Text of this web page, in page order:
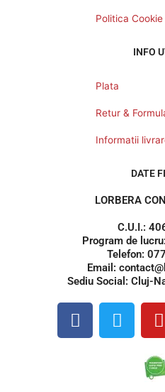
Politica Cookie
INFO
Plata
Retur &
Informatii
DATE
LORBERA
C.U.I.:
Program de
Telefon:
Email:
Sediu Social: Cluj-
F
a
T
w
Y
o
t